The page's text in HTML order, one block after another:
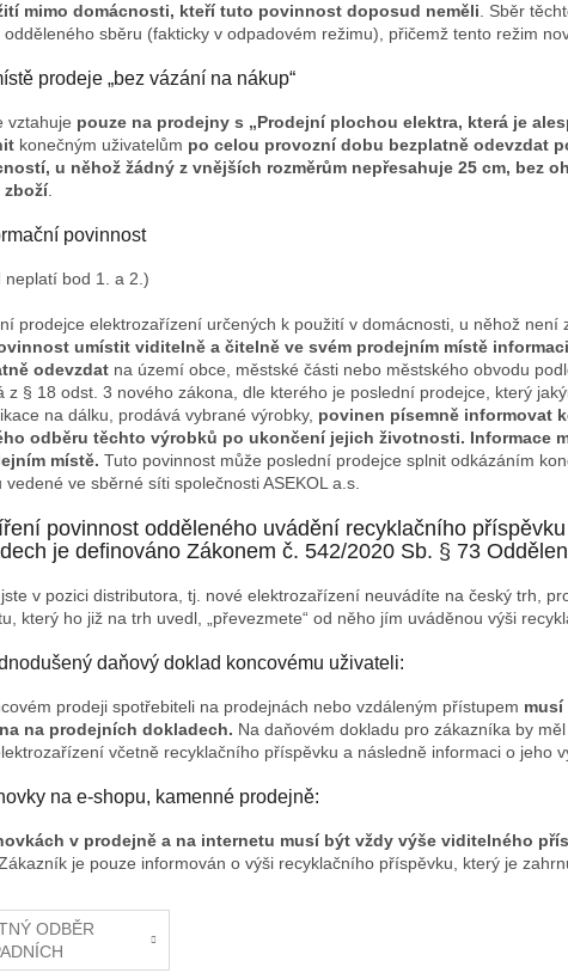
mimo domácnosti, kteří tuto povinnost doposud neměli. Sběr
odděleného sběru (fakticky v odpadovém režimu), přičemž tento režim
prodeje „bez vázání na nákup“
vztahuje pouze na prodejny s „Prodejní plochou elektra, která je
konečným uživatelům po celou provozní dobu bezplatně odevzdat
u něhož žádný z vnějších rozměrům nepřesahuje 25 cm, bez
zboží.
povinnost
neplatí bod 1. a 2.)
prodejce elektrozařízení určených k použití v domácnosti, u něhož
umístit viditelně a čitelně ve svém prodejním místě
odevzdat na území obce, městské části nebo městského obvodu
z § 18 odst. 3 nového zákona, dle kterého je poslední prodejce, který
na dálku, prodává vybrané výrobky, povinen písemně informovat
odběru těchto výrobků po ukončení jejich životnosti. Informace
místě. Tuto povinnost může poslední prodejce splnit odkázáním
vedené ve sběrné síti společnosti ASEKOL a.s.
povinnost odděleného uvádění recyklačního
je definováno Zákonem č. 542/2020 Sb. § 73
v pozici distributora, tj. nové elektrozařízení neuvádíte na český trh,
který ho již na trh uvedl, „převezmete“ od něho jím uváděnou výši
daňový doklad koncovému uživateli:
prodeji spotřebiteli na prodejnách nebo vzdáleným přístupem musí
na prodejních dokladech. Na daňovém dokladu pro zákazníka by
včetně recyklačního příspěvku a následně informaci o jeho
na e-shopu, kamenné prodejně:
v prodejně a na internetu musí být vždy výše viditelného
je pouze informován o výši recyklačního příspěvku, který je
ODBĚR